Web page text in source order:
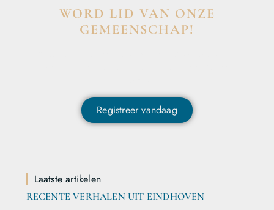
WORD LID VAN ONZE
GEMEENSCHAP!
Registreer vandaag
Laatste artikelen
RECENTE VERHALEN UIT EINDHOVEN